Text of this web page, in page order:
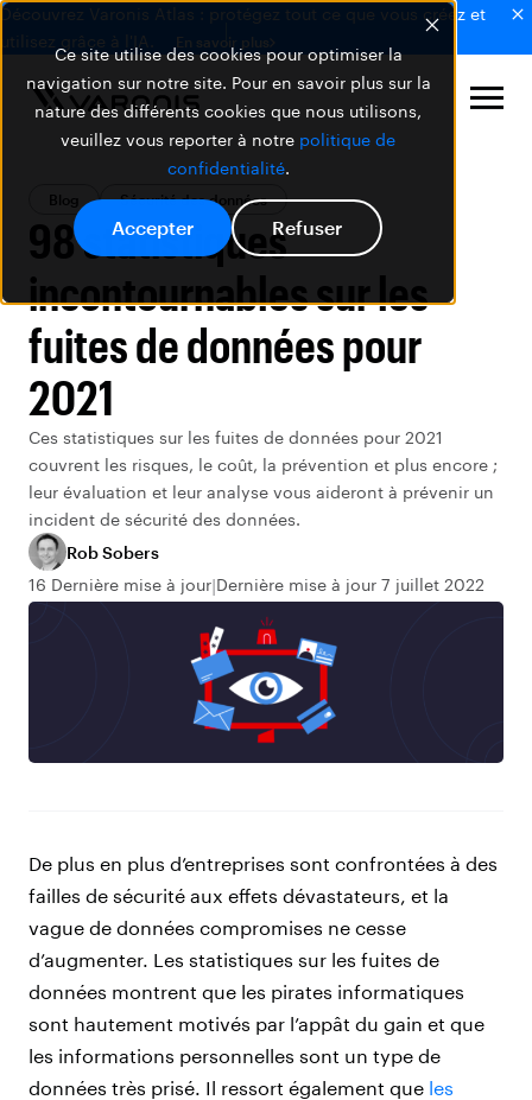
Ce site utilise des cookies pour optimiser la
navigation sur notre site. Pour en savoir plus sur la
nature des différents cookies que nous utilisons,
veuillez vous reporter à notre politique de
confidentialité.
Accepter Refuser
Découvrez Varonis Atlas : protégez tout ce que vous créez et
utilisez grâce à l'IA.
En savoir plus
Blog Sécurité des données
98 statistiques
incontournables sur les
fuites de données pour
2021
Ces statistiques sur les fuites de données pour 2021
couvrent les risques, le coût, la prévention et plus encore ;
leur évaluation et leur analyse vous aideront à prévenir un
incident de sécurité des données.
Rob Sobers
16 Dernière mise à jour Dernière mise à jour 7 juillet 2022
De plus en plus d’entreprises sont confrontées à des
failles de sécurité aux effets dévastateurs, et la
vague de données compromises ne cesse
d’augmenter. Les statistiques sur les fuites de
données montrent que les pirates informatiques
sont hautement motivés par l’appât du gain et que
les informations personnelles sont un type de
données très prisé. Il ressort également que les